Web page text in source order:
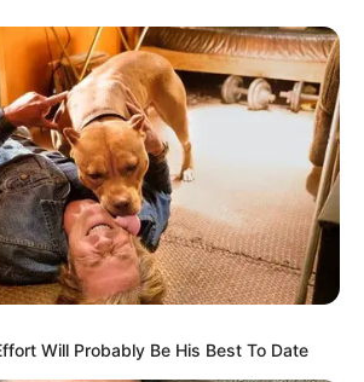
Will Probably Be His Best To Date